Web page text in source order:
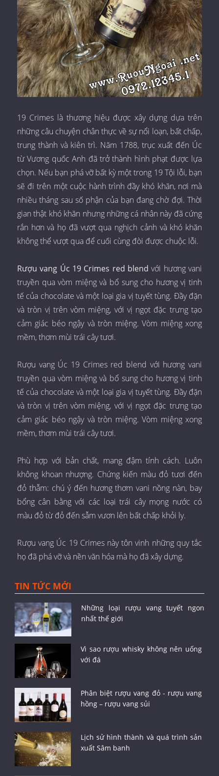
19 Crimes là thương hiệu được xây dựng dựa trên
những câu chuyện chân thực về sự nổi loạn, bất chấp,
trung thành và kiên trì. Năm 1788, trục xuất đến Úc
từ Vương quốc Anh đã trở thành hình phạt được lựa
chọn. Nếu bạn phá vỡ bất kỳ một trong 19 Tội lỗi, bạn
sẽ đi trên một cuộc hành trình đầy khó khăn, nơi mà
nhiều tháng sau số phận của bạn đang chờ đợi. Thời
gian thật khó khăn nhưng những cá nhân này đã cứng
rắn hơn và họ đã vượt qua nghịch cảnh và khó khăn
không thể vượt qua để cuối cùng đòi được chuộc lỗi.
Rượu vang Úc 19 Crimes red blend với hương vani
truyền qua vòm miệng và bổ sung cho hương vị tinh
tế của chocolate và một loại gia vị tuyết tùng. Đầy đặn
và tròn vị trên vòm miệng, với vị ngọt đặc trưng tạo
cảm giác béo ngậy và tròn miệng. Vòm miệng xong
mềm, thơm mùi trái cây tươi.
Rượu vang Úc 19 Crimes red blend với hương vani
truyền qua vòm miệng và bổ sung cho hương vị tinh
tế của chocolate và một loại gia vị tuyết tùng. Đầy đặn
và tròn vị trên vòm miệng, với vị ngọt đặc trưng tạo
cảm giác béo ngậy và tròn miệng. Vòm miệng xong
mềm, thơm mùi trái cây tươi.
Phù hợp với bản chất, mang đậm tính cách. Luôn
không khoan nhượng. Chứng kiến màu đỏ tươi đến
đỏ thẫm: chú ý đến hương thơm vani nồng nàn, bay
bổng cân bằng với các loại trái cây mọng nước có
màu đỏ từ đỏ đến sẫm vươn lên bất chấp khỏi ly.
Rượu vang Úc 19 Crimes này tôn vinh những quy tắc
họ đã phá vỡ và nền văn hóa mà họ đã xây dựng.
TIN TỨC MỚI
Những loại rượu vang tuyết ngon
nhất thế giới
Vì sao rượu whisky không nên uống
với đá
Phân biệt rượu vang đỏ - rượu vang
hồng – rượu vang sủi
Lịch sử hình thành và quá trình sản
xuất Sâm banh